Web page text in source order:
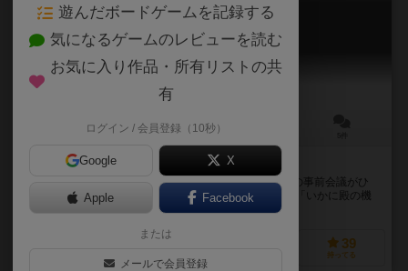
うつけ
UTSUKE
20～30分
新感覚！煽てて取らせる札遊び(トリックテイキング)！
---此度、我々が仕える殿が主催の隣国との交流会、その事前会議がひ
らかれる事と相成りました。 家臣である貴方の目的は「いかに殿の機
嫌を損なわずに自分に都合の良い意見を通す」...
117 39
持ってる
遊んだボードゲームを記録する
気になるゲームのレビューを読む
お気に入り作品・所有リストの共
有
ログイン / 会員登録（10秒）
Google X
Apple Facebook
または
メールで会員登録